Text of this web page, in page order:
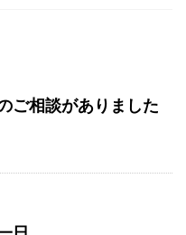
ご相談がありました